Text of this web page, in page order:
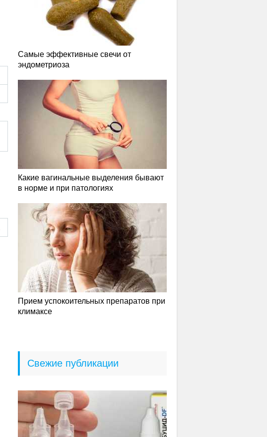
Самые эффективные свечи от
эндометриоза
Какие вагинальные выделения бывают
в норме и при патологиях
Прием успокоительных препаратов при
климаксе
Свежие публикации